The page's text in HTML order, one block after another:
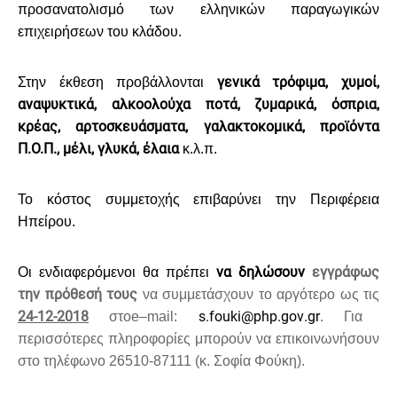
προσανατολισμό των ελληνικών παραγωγικών
επιχειρήσεων του κλάδου.
Στην έκθεση προβάλλονται
γενικά τρόφιμα, χυμοί,
αναψυκτικά, αλκοολούχα ποτά, ζυμαρικά, όσπρια,
κρέας, αρτοσκευάσματα, γαλακτοκομικά, προϊόντα
Π.Ο.Π., μέλι, γλυκά, έλαιακ.λ.π.
Το κόστος συμμετοχής επιβαρύνει την Περιφέρεια
Ηπείρου.
Οι ενδιαφερόμενοι θα πρέπει να δηλώσουν εγγράφως
την πρόθεσή τους να συμμετάσχουν το αργότερο ως τις
24-12-2018 στoe–mail : s.fouki@php.gov.gr. Για
περισσότερες πληροφορίες μπορούν να επικοινωνήσουν
στo τηλέφωνο 26510-87111 (κ. Σοφία Φούκη).